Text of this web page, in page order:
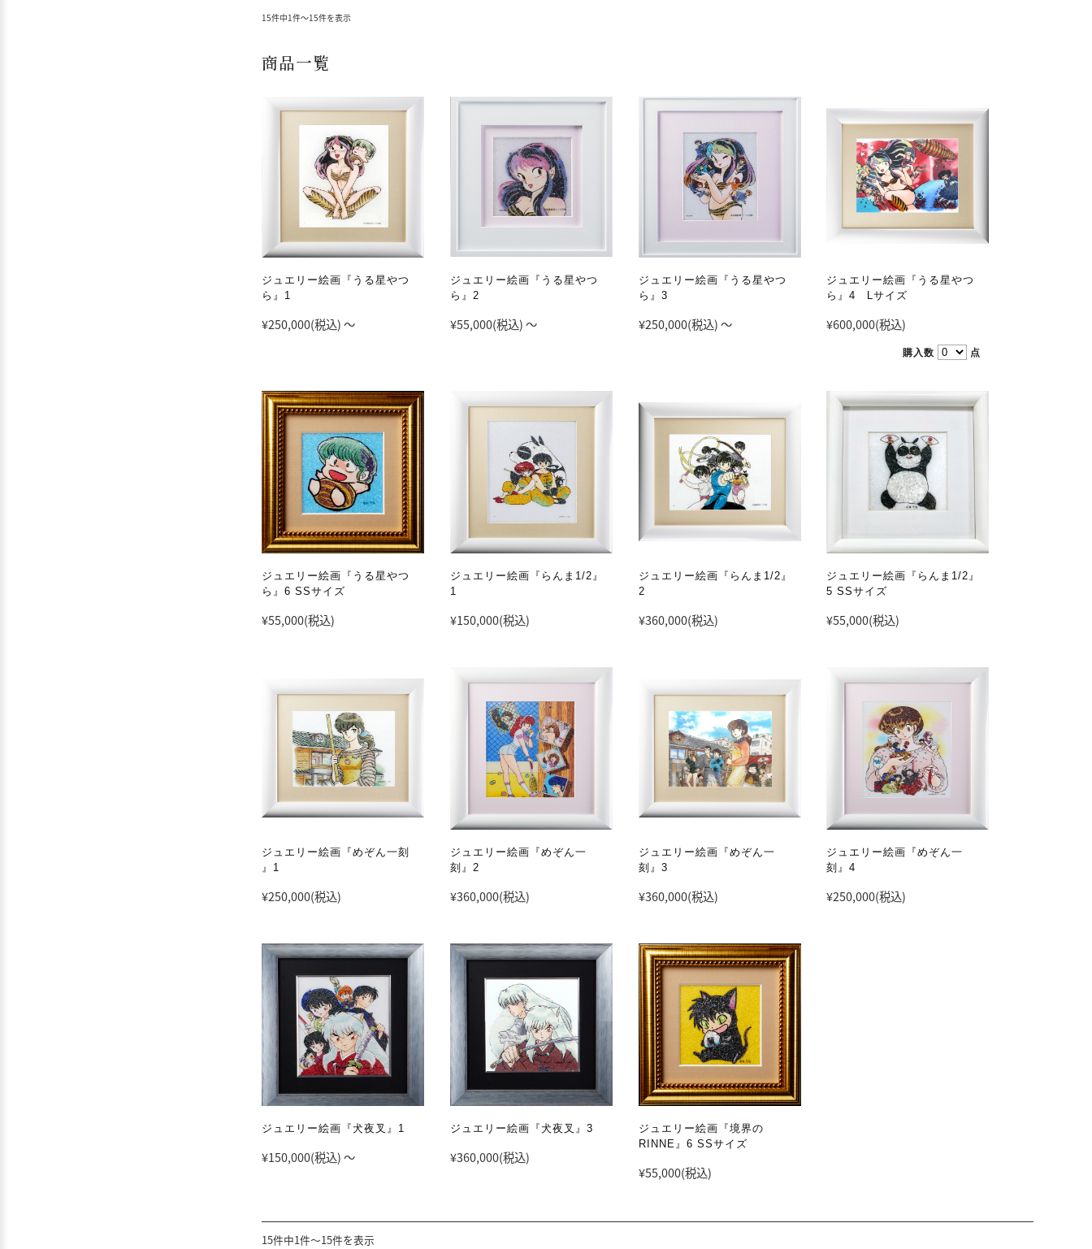
15件中1件～15件を表示
商品一覧
ジュエリー絵画『うる星やつ
ら』1
¥250,000(税込)～
ジュエリー絵画『うる星やつ
ら』2
¥55,000(税込)～
ジュエリー絵画『うる星やつ
ら』3
¥250,000(税込)～
ジュエリー絵画『うる星やつ
ら』4 Lサイズ
¥600,000(税込)
購入数 点
ジュエリー絵画『うる星やつ
ら』6 SSサイズ
¥55,000(税込)
ジュエリー絵画『らんま1/2』
1
¥150,000(税込)
ジュエリー絵画『らんま1/2』
2
¥360,000(税込)
ジュエリー絵画『らんま1/2』
5 SSサイズ
¥55,000(税込)
ジュエリー絵画『めぞん一刻
』1
¥250,000(税込)
ジュエリー絵画『めぞん一
刻』2
¥360,000(税込)
ジュエリー絵画『めぞん一
刻』3
¥360,000(税込)
ジュエリー絵画『めぞん一
刻』4
¥250,000(税込)
ジュエリー絵画『犬夜叉』1
¥150,000(税込)～
ジュエリー絵画『犬夜叉』3
¥360,000(税込)
ジュエリー絵画『境界の
RINNE』6 SSサイズ
¥55,000(税込)
15件中1件～15件を表示